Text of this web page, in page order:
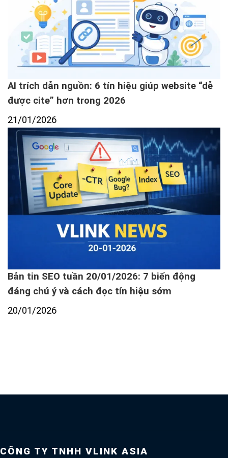
AI trích dẫn nguồn: 6 tín hiệu giúp website “dễ
được cite” hơn trong 2026
21/01/2026
Bản tin SEO tuần 20/01/2026: 7 biến động
đáng chú ý và cách đọc tín hiệu sớm
20/01/2026
CÔNG TY TNHH VLINK ASIA